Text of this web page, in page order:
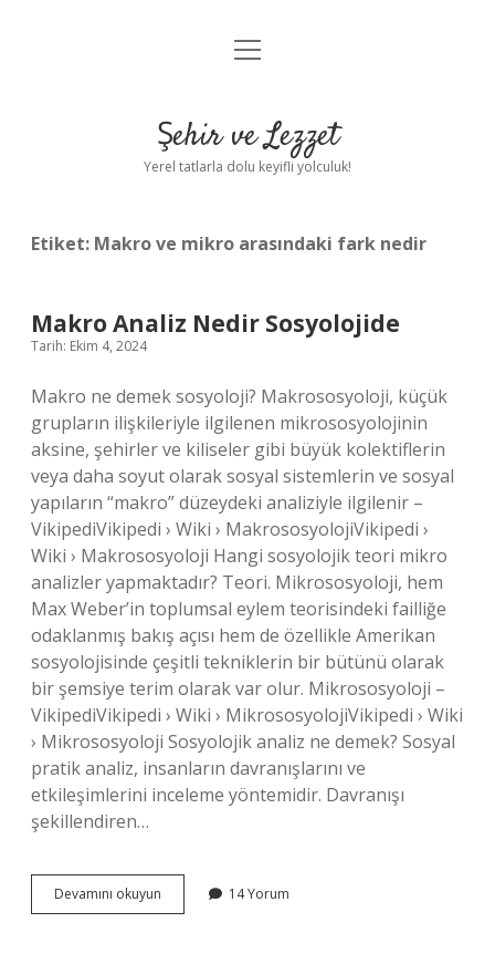
Anasayfa
Yasal Uyarı
menüyü
Şehir ve Lezzet
Yerel tatlarla dolu keyifli yolculuk!
Etiket: Makro ve mikro arasındaki fark nedir
Makro Analiz Nedir Sosyolojide
Tarih: Ekim 4, 2024
Makro ne demek sosyoloji? Makrososyoloji, küçük
grupların ilişkileriyle ilgilenen mikrososyolojinin
aksine, şehirler ve kiliseler gibi büyük kolektiflerin
veya daha soyut olarak sosyal sistemlerin ve sosyal
yapıların “makro” düzeydeki analiziyle ilgilenir –
VikipediVikipedi › Wiki › MakrososyolojiVikipedi ›
Wiki › Makrososyoloji Hangi sosyolojik teori mikro
analizler yapmaktadır? Teori. Mikrososyoloji, hem
Max Weber’in toplumsal eylem teorisindeki failliğe
odaklanmış bakış açısı hem de özellikle Amerikan
sosyolojisinde çeşitli tekniklerin bir bütünü olarak
bir şemsiye terim olarak var olur. Mikrososyoloji –
VikipediVikipedi › Wiki › MikrososyolojiVikipedi › Wiki
› Mikrososyoloji Sosyolojik analiz ne demek? Sosyal
pratik analiz, insanların davranışlarını ve
etkileşimlerini inceleme yöntemidir. Davranışı
şekillendiren…
Devamını okuyun
Analiz
14 Yorum